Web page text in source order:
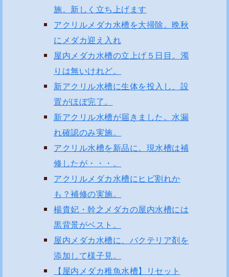
施。新しく立ち上げます
アクリルメダカ水槽を大掃除。晩秋
にメダカ迎え入れ
屋内メダカ水槽の立上げ５日目。濁
りは無いけれど。
新アクリル水槽に生体を投入し、設
置がほぼ完了。
新アクリル水槽が届きました。水漏
れ確認のみ実施。
アクリル水槽を新品に。現水槽は補
修したが・・・。
アクリルメダカ水槽にヒビ割れか
も？補修の実施。
楊貴妃・幹之メダカの屋内水槽には
黒背景がベスト。
屋内メダカ水槽に、バクテリア剤を
添加して様子見。
【屋内メダカ稚魚水槽】リセット